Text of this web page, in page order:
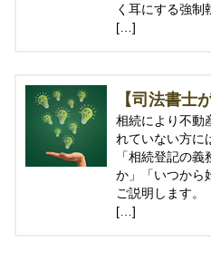
く耳にする強制
[…]
【司法書士
相続により不動
れていない方に
「相続登記の
か」「いつから
ご説明します。
[…]